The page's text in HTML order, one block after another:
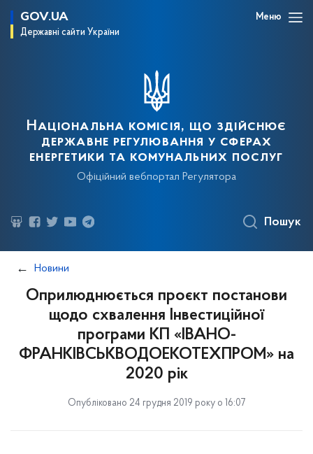
GOV.UA
Державні сайти України
Меню
Національна комісія, що здійснює
державне регулювання у сферах
енергетики та комунальних послуг
Офіційний вебпортал Регулятора
Пошук
Новини
Оприлюднюється проєкт постанови
щодо схвалення Інвестиційної
програми КП «ІВАНО-
ФРАНКІВСЬКВОДОЕКОТЕХПРОМ» на
2020 рік
Опубліковано 24 грудня 2019 року о 16:07